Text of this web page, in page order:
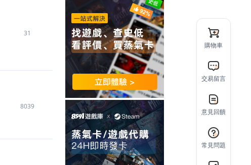
31
8039
購物車
交易留言
意見回饋
常見問題